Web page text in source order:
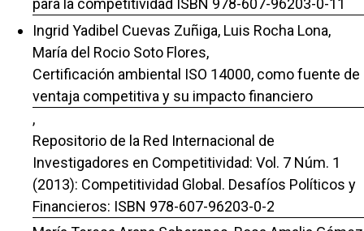
para la competitividad ISBN 978-607-96203-0-11
Ingrid Yadibel Cuevas Zuñiga, Luis Rocha Lona,
María del Rocio Soto Flores,
Certificación ambiental ISO 14000, como fuente de
ventaja competitiva y su impacto financiero
,
Repositorio de la Red Internacional de
Investigadores en Competitividad: Vol. 7 Núm. 1
(2013): Competitividad Global. Desafíos Políticos y
Financieros: ISBN 978-607-96203-0-2